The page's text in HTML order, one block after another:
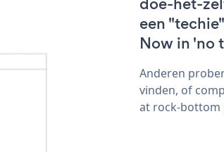
een
Now in 'no
Anderen
vinden, of
at rock-bottom